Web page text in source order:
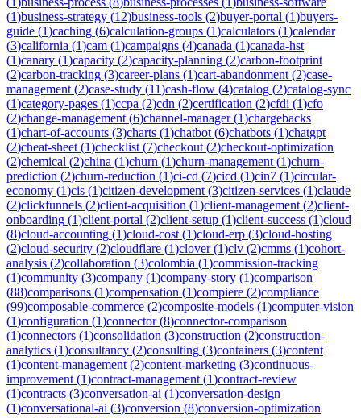
(1)business-strategy (12)business-tools (2)buyer-portal (1)buyers-
guide (1)caching (6)calculation-groups (1)calculators (1)calendar
(3)california (1)cam (1)campaigns (4)canada (1)canada-hst
(1)canary (1)capacity (2)capacity-planning (2)carbon-footprint
(2)carbon-tracking (3)career-plans (1)cart-abandonment (2)case-
management (2)case-study (11)cash-flow (4)catalog (2)catalog-sync
(1)category-pages (1)ccpa (2)cdn (2)certification (2)cfdi (1)cfo
(2)change-management (6)channel-manager(1)chargebacks
(1)chart-of-accounts (3)charts (1)chatbot (6)chatbots (1)chatgpt
(2)cheat-sheet (1)checklist (7)checkout (2)checkout-optimization
(2)chemical (2)china (1)churn (1)churn-management (1)churn-
prediction (2)churn-reduction (1)ci-cd (7)cicd (1)cin7 (1)circular-
economy (1)cis (1)citizen-development (3)citizen-services (1)claude
(2)clickfunnels (2)client-acquisition (1)client-management (2)client-
onboarding (1)client-portal (2)client-setup (1)client-success (1)cloud
(8)cloud-accounting (1)cloud-cost (1)cloud-erp (3)cloud-hosting
(2)cloud-security (2)cloudflare (1)clover(1)clv (2)cmms (1)cohort-
analysis (2)collaboration (3)colombia (1)commission-tracking
(1)community (3)company (1)company-story (1)comparison
(88)comparisons (1)compensation (1)compiere (2)compliance
(99)composable-commerce (2)composite-models (1)computer-vision
(1)configuration (1)connector(8)connector-comparison
(1)connectors (1)consolidation (3)construction (2)construction-
analytics (1)consultancy (2)consulting (3)containers (3)content
(1)content-management (2)content-marketing (3)continuous-
improvement (1)contract-management (1)contract-review
(1)contracts (3)conversation-ai (1)conversation-design
(1)conversational-ai (3)conversion (8)conversion-optimization